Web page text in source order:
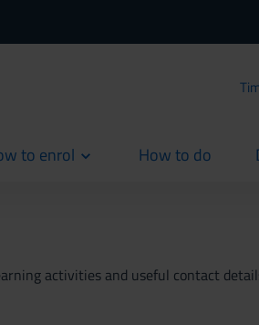
to enrol How to do
current
activities and useful contact